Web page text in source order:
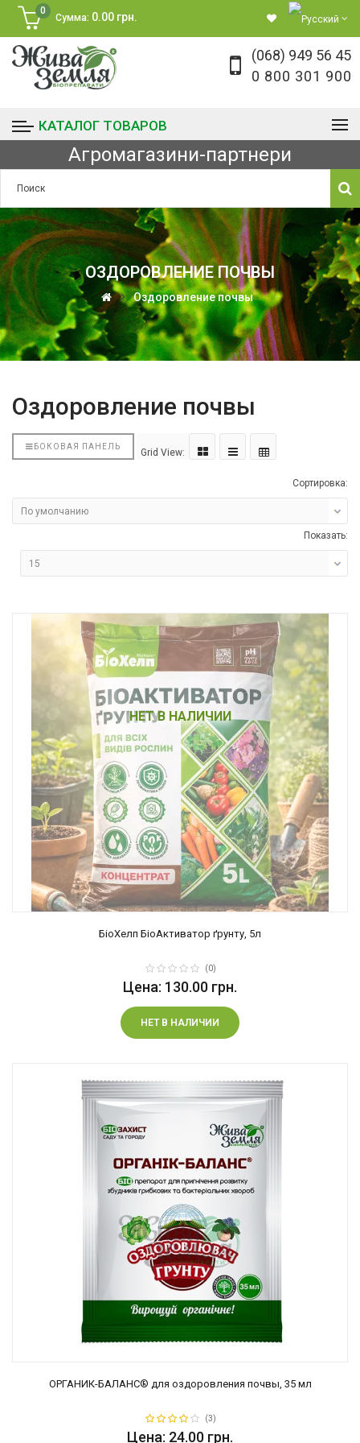
0
Сумма: 0.00 грн.
(068) 949 56 45
0 800 301 900
КАТАЛОГ ТОВАРОВ
Агромагазини-партнери
ОЗДОРОВЛЕНИЕ ПОЧВЫ
Оздоровление почвы
Оздоровление почвы
БОКОВАЯ ПАНЕЛЬ
Grid View:
Сортировка:
Показать:
НЕТ В НАЛИЧИИ
БіоХелп БіоАктиватор ґрунту, 5л
(0)
Цена: 130.00 грн.
НЕТ В НАЛИЧИИ
ОРГАНИК-БАЛАНС® для оздоровления почвы, 35 мл
(3)
Цена: 24.00 грн.